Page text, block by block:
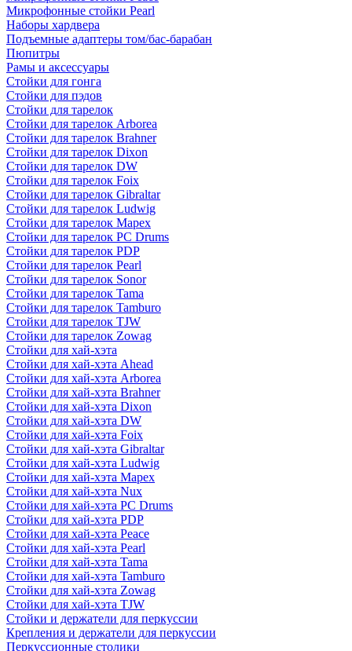
Микрофонные стойки Pearl
Наборы хардвера
Подъемные адаптеры том/бас-барабан
Пюпитры
Рамы и аксессуары
Стойки для гонга
Стойки для пэдов
Стойки для тарелок
Стойки для тарелок Arborea
Стойки для тарелок Brahner
Стойки для тарелок Dixon
Стойки для тарелок DW
Стойки для тарелок Foix
Стойки для тарелок Gibraltar
Стойки для тарелок Ludwig
Стойки для тарелок Mapex
Стойки для тарелок PC Drums
Стойки для тарелок PDP
Стойки для тарелок Pearl
Стойки для тарелок Sonor
Стойки для тарелок Tama
Стойки для тарелок Tamburo
Стойки для тарелок TJW
Стойки для тарелок Zowag
Стойки для хай-хэта
Стойки для хай-хэта Ahead
Стойки для хай-хэта Arborea
Стойки для хай-хэта Brahner
Стойки для хай-хэта Dixon
Стойки для хай-хэта DW
Стойки для хай-хэта Foix
Стойки для хай-хэта Gibraltar
Стойки для хай-хэта Ludwig
Стойки для хай-хэта Mapex
Стойки для хай-хэта Nux
Стойки для хай-хэта PC Drums
Стойки для хай-хэта PDP
Стойки для хай-хэта Peace
Стойки для хай-хэта Pearl
Стойки для хай-хэта Tama
Стойки для хай-хэта Tamburo
Стойки для хай-хэта Zowag
Стойки для хай-хэта TJW
Стойки и держатели для перкуссии
Крепления и держатели для перкуссии
Перкуссионные столики